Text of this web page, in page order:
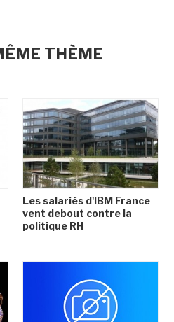
THÈME
Les salariés d'IBM France
vent debout contre la
politique RH